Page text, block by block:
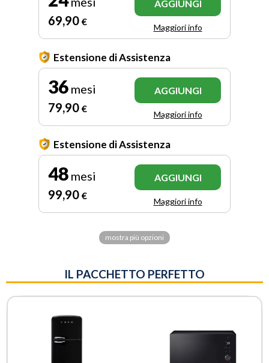
69,90 €
AGGIUNGI
Maggiori info
Estensione di Assistenza
36 mesi
79,90 €
AGGIUNGI
Maggiori info
Estensione di Assistenza
48 mesi
99,90 €
AGGIUNGI
Maggiori info
mostra più opzioni
IL PACCHETTO PERFETTO